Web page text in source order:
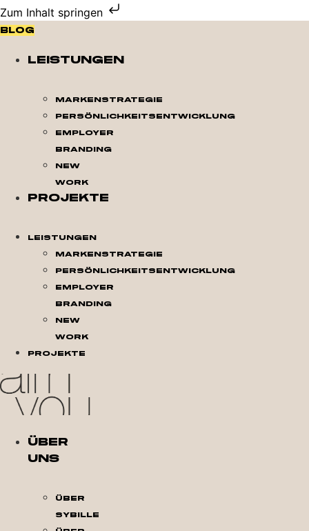
Zum Inhalt springen
Blog
Leistungen
Markenstrategie
Persönlichkeitsentwicklung
Employer
Branding
New
Work
Projekte
Leistungen
Markenstrategie
Persönlichkeitsentwicklung
Employer
Branding
New
Work
Projekte
Über
Uns
Über
Sybille